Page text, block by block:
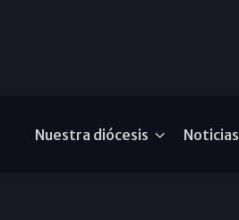
Nuestra diócesis Noticias